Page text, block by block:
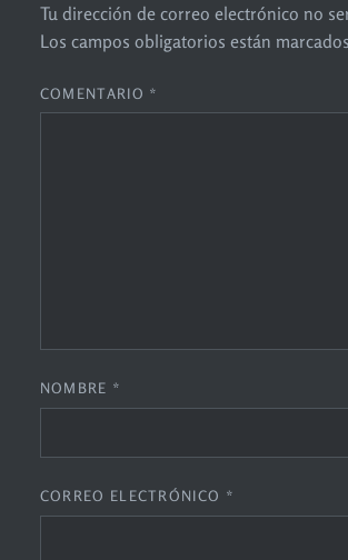
Tu dirección de correo electrónico no
Los campos obligatorios están
COMENTARIO *
NOMBRE *
CORREO ELECTRÓNICO *